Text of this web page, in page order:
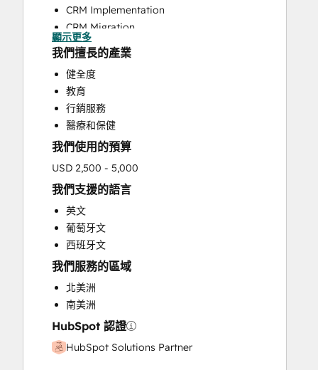
CRM Implementation
CRM Migration
Customer Marketing
Customer Success Training
Customer Support Training
Email Marketing
Full Inbound Marketing Services
HubSpot Onboarding
Paid Advertising
Programmable Automation
Sales and Marketing Alignment
Sales Coaching and Training
Search Engine Optimization
Website Design
Website Development
顯示更多
我們擅長的產業
健全度
教育
行銷服務
醫療和保健
我們使用的預算
USD 2,500 - 5,000
我們支援的語言
英文
葡萄牙文
西班牙文
我們服務的區域
北美洲
南美洲
HubSpot 認證
HubSpot Solutions Partner